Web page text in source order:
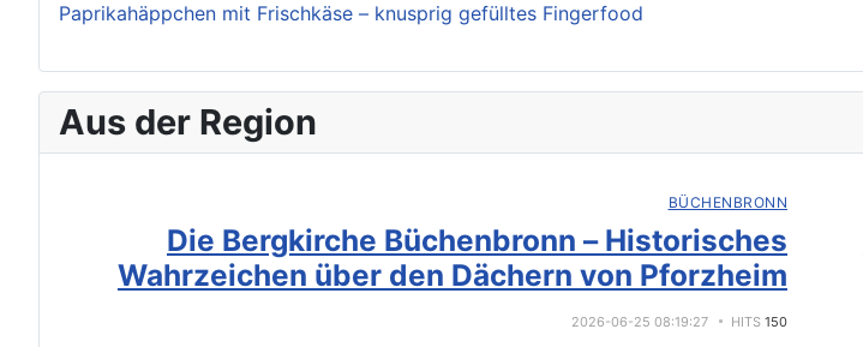
Paprikahäppchen mit Frischkäse – knusprig gefülltes Fingerfood
Aus der Region
BÜCHENBRONN
Die Bergkirche Büchenbronn – Historisches
Wahrzeichen über den Dächern von Pforzheim
2026-06-25 08:19:27 HITS 150